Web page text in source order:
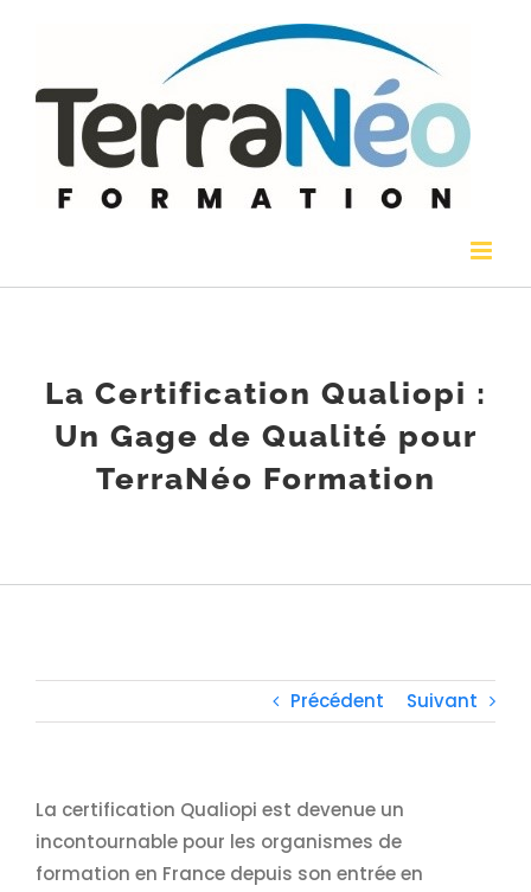
La Certification Qualiopi :
Un Gage de Qualité pour
TerraNéo Formation
Précédent Suivant
La certification Qualiopi est devenue un
incontournable pour les organismes de
formation en France depuis son entrée en